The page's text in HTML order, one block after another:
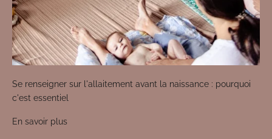
Se renseigner sur l'allaitement avant la naissance : pourquoi
c'est essentiel
En savoir plus